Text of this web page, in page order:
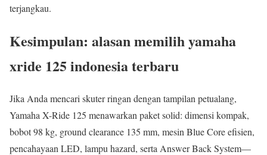
terjangkau.
Kesimpulan: alasan memilih yamaha
xride 125 indonesia terbaru
Jika Anda mencari skuter ringan dengan tampilan petualang,
Yamaha X-Ride 125 menawarkan paket solid: dimensi kompak,
bobot 98 kg, ground clearance 135 mm, mesin Blue Core efisien,
pencahayaan LED, lampu hazard, serta Answer Back System—